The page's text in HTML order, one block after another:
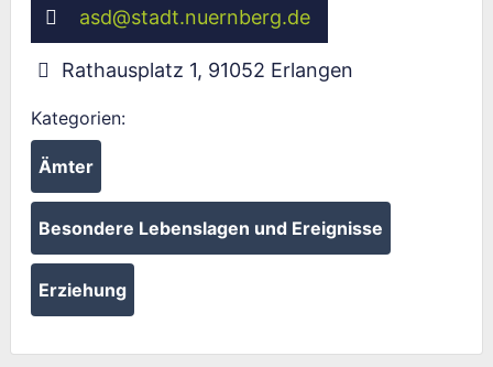
asd@stadt.nuernberg.de
Rathausplatz 1, 91052 Erlangen
Kategorien:
Ämter
Besondere Lebenslagen und Ereignisse
Erziehung